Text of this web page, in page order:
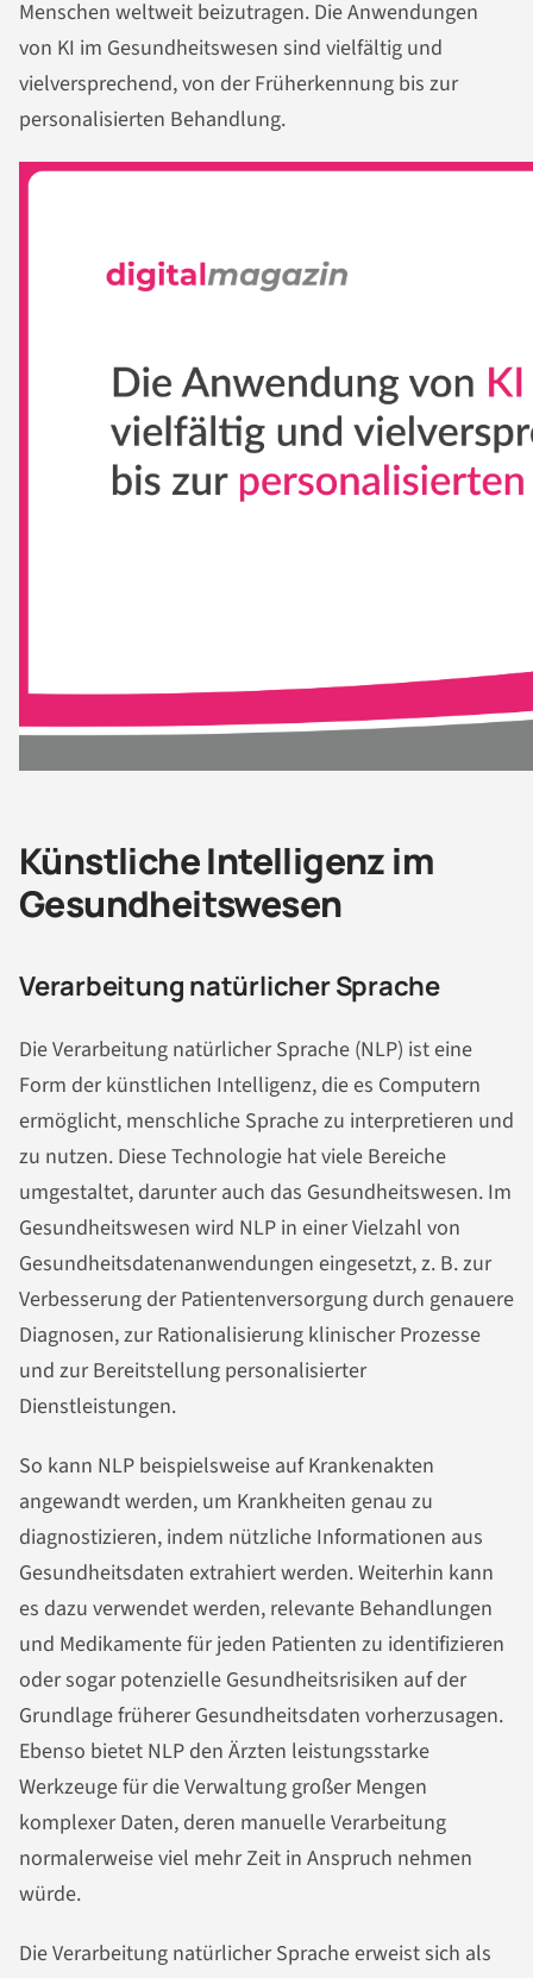
Menschen weltweit beizutragen. Die Anwendungen
von KI im Gesundheitswesen sind vielfältig und
vielversprechend, von der Früherkennung bis zur
personalisierten Behandlung.
Künstliche Intelligenz im
Gesundheitswesen
Verarbeitung natürlicher Sprache
Die Verarbeitung natürlicher Sprache (NLP) ist eine
Form der künstlichen Intelligenz, die es Computern
ermöglicht, menschliche Sprache zu interpretieren und
zu nutzen. Diese Technologie hat viele Bereiche
umgestaltet, darunter auch das Gesundheitswesen. Im
Gesundheitswesen wird NLP in einer Vielzahl von
Gesundheitsdatenanwendungen eingesetzt, z. B. zur
Verbesserung der Patientenversorgung durch genauere
Diagnosen, zur Rationalisierung klinischer Prozesse
und zur Bereitstellung personalisierter
Dienstleistungen.
So kann NLP beispielsweise auf Krankenakten
angewandt werden, um Krankheiten genau zu
diagnostizieren, indem nützliche Informationen aus
Gesundheitsdaten extrahiert werden. Weiterhin kann
es dazu verwendet werden, relevante Behandlungen
und Medikamente für jeden Patienten zu identifizieren
oder sogar potenzielle Gesundheitsrisiken auf der
Grundlage früherer Gesundheitsdaten vorherzusagen.
Ebenso bietet NLP den Ärzten leistungsstarke
Werkzeuge für die Verwaltung großer Mengen
komplexer Daten, deren manuelle Verarbeitung
normalerweise viel mehr Zeit in Anspruch nehmen
würde.
Die Verarbeitung natürlicher Sprache erweist sich als